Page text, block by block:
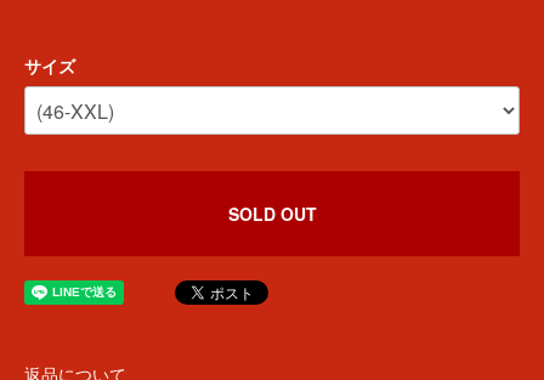
サイズ
SOLD OUT
返品について